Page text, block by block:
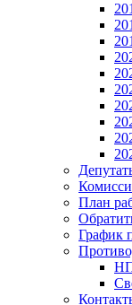
План
График